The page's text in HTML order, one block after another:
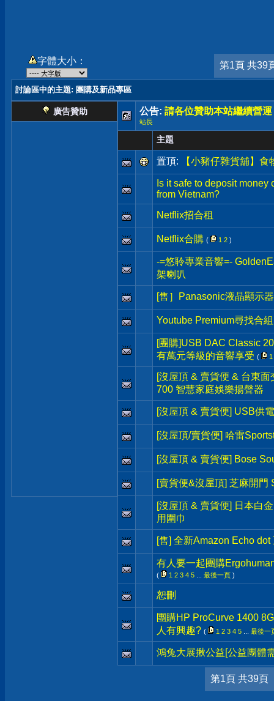
字體大小： 第1頁 共39
討論區中的主題: 團購及新品專區
廣告贊助 公告: 請各位贊助本站繼續營運
站長
主題
置頂: 【小豬仔雜貨舖】
Is it safe to deposit
from Vietnam?
Netflix招合租
Netflix合購 ( 1 2 )
-=悠聆專業音響=-
架喇叭
[售］Panasonic液晶顯示
Youtube Premium尋找合組
[團購]USB DAC Classic
有萬元等級的音響享受 ( 1
[沒屋頂 & 賣貨便 & 台東
700 智慧家庭娛樂揚聲器
[沒屋頂 & 賣貨便] USB供
[沒屋頂/賣貨便] 哈雷
[沒屋頂 & 賣貨便] Bose
[賣貨便&沒屋頂] 芝麻開門
[沒屋頂 & 賣貨便] 日本白
用圍巾
[售] 全新Amazon Echo
有人要一起團購
( 1 2 3 4 5 最後一頁 )
恕刪
團購HP ProCurve 1400
人有興趣? ( 1 2 3 4 5 最後一
鴻兔大展揪公益[公益團體
第1頁 共39頁